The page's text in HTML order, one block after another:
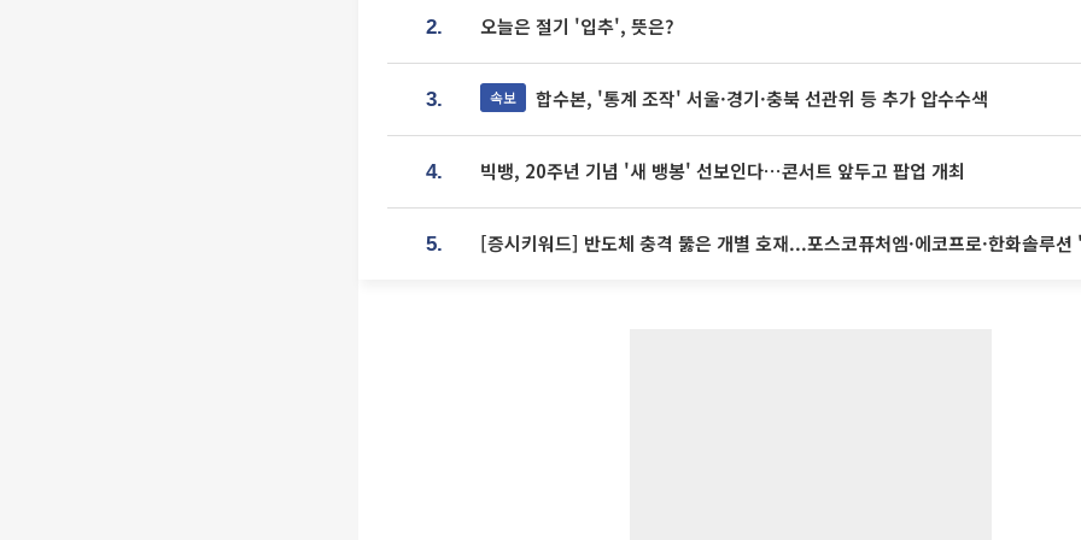
2. 오늘은 절기 '입추', 뜻은?
3. 속보 합수본, '통계 조작' 서울·경기·충북 선관위 등 추가 압수수색
4. 빅뱅, 20주년 기념 '새 뱅봉' 선보인다⋯콘서트 앞두고 팝업 개최
5. [증시키워드] 반도체 충격 뚫은 개별 호재...포스코퓨처엠·에코프로·한화솔루